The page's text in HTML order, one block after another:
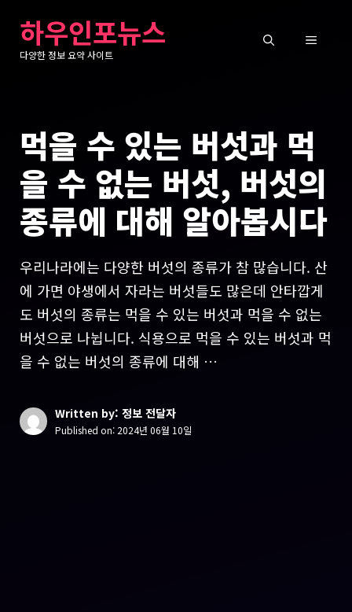
하우인포뉴스
다양한 정보 요약 사이트
메
먹을 수 있는 버섯과 먹
을 수 없는 버섯, 버섯의
종류에 대해 알아봅시다
우리나라에는 다양한 버섯의 종류가 참 많습니다. 산
에 가면 야생에서 자라는 버섯들도 많은데 안타깝게
도 버섯의 종류는 먹을 수 있는 버섯과 먹을 수 없는
버섯으로 나뉩니다. 식용으로 먹을 수 있는 버섯과 먹
을 수 없는 버섯의 종류에 대해 …
Written by: 정보 전달자
Published on: 2024년 06월 10일